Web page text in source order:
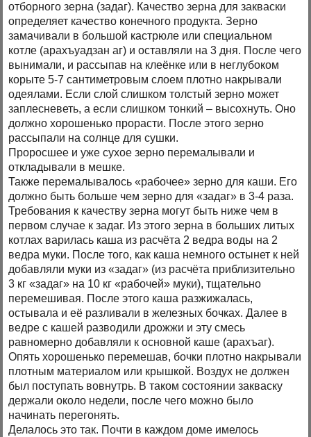
отборного зерна (задаг). Качество зерна для закваски
определяет качество конечного продукта. Зерно
замачивали в большой кастрюле или специальном
котле (арахъуадзан аг) и оставляли на 3 дня. После чего
вынимали, и рассыпав на клеёнке или в неглубоком
корыте 5-7 сантиметровым слоем плотно накрывали
одеялами. Если слой слишком толстый зерно может
заплесневеть, а если слишком тонкий – высохнуть. Оно
должно хорошенько прорасти. После этого зерно
рассыпали на солнце для сушки.
Проросшее и уже сухое зерно перемалывали и
откладывали в мешке.
Также перемалывалось «рабочее» зерно для каши. Его
должно быть больше чем зерно для «задаг» в 3-4 раза.
Требования к качеству зерна могут быть ниже чем в
первом случае к задаг. Из этого зерна в больших литых
котлах варилась каша из расчёта 2 ведра воды на 2
ведра муки. После того, как каша немного остынет к ней
добавляли муки из «задаг» (из расчёта приблизительно
3 кг «задаг» на 10 кг «рабочей» муки), тщательно
перемешивая. После этого каша разжижалась,
остывала и её разливали в железных бочках. Далее в
ведре с кашей разводили дрожжи и эту смесь
равномерно добавляли к основной каше (арахъаг).
Опять хорошенько перемешав, бочки плотно накрывали
плотным материалом или крышкой. Воздух не должен
был поступать вовнутрь. В таком состоянии закваску
держали около недели, после чего можно было
начинать перегонять.
Делалось это так. Почти в каждом доме имелось